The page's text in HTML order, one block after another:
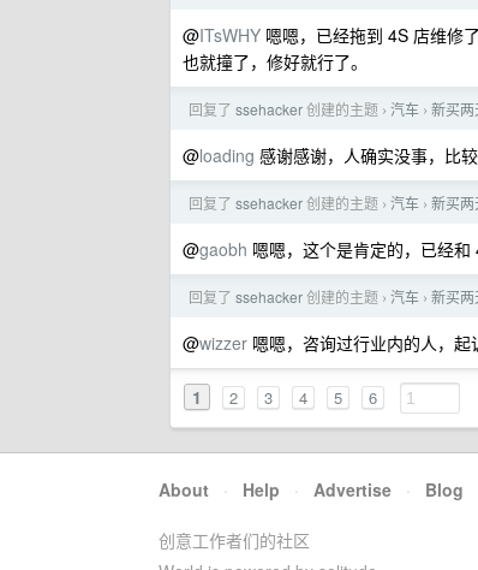
@ITsWHY 嗯嗯，已经拖到 4S 店维修
也就撞了，修好就行了。
回复了 ssehacker创建的主题 › 汽车 › 新买两
@loading 感谢感谢，人确实没事，比
回复了 ssehacker创建的主题 › 汽车 › 新买两
@gaobh 嗯嗯，这个是肯定的，已经和
回复了 ssehacker创建的主题 › 汽车 › 新买两
@wizzer 嗯嗯，咨询过行业内的人，起
1 2 3 4 5 6
About · Help · Advertise · Blog
创意工作者们的社区